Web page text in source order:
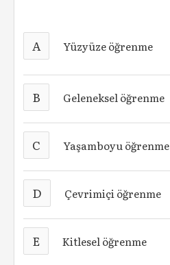
A Yüzyüze öğrenme
B Geleneksel öğrenme
C Yaşamboyu öğrenme
D Çevrimiçi öğrenme
E Kitlesel öğrenme